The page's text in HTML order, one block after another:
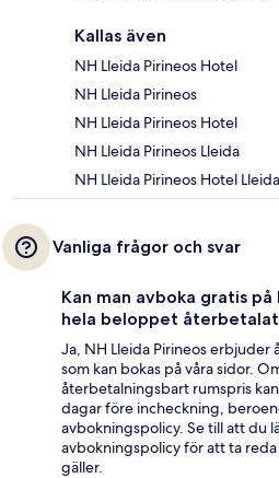
Kallas även
NH Lleida Pirineos Hotel
NH Lleida Pirineos
NH Lleida Pirineos Hotel
NH Lleida Pirineos Lleida
NH Lleida Pirineos Hotel Lleida
Vanliga frågor och svar
Kan man avboka gratis
hela beloppet
Ja, NH Lleida Pirineos
som kan bokas på våra sidor.
återbetalningsbart rumspris
dagar före incheckning,
avbokningspolicy. Se till att du
avbokningspolicy för att ta
gäller.